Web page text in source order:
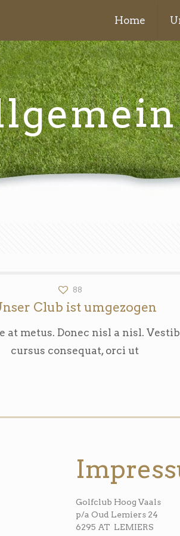
Home
88
Club ist umgezogen
metus. Donec nisl a nisl.
cursus consequat, orci ut
Golfclub Hoog Vaals
p/a Oud Lemiers 24
6295 AT LEMIERS